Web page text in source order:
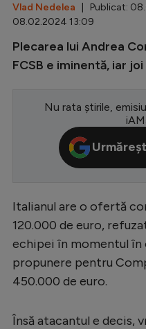
Inedit
Conference
Premier
LaLiga
Serie A
Bundesliga
Vlad Nedelea | Publicat:
08.02.2024 13:09
Plecarea lui Andrea
FCSB e iminentă, iar
Nu rata știrile,
Italianul are o ofertă
120.000 de euro,
echipei în momentul în
propunere pentru
450.000 de euro.
Însă atacantul e decis,